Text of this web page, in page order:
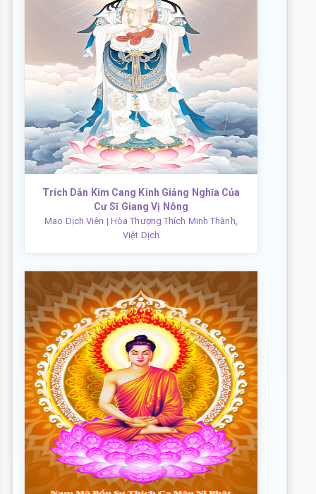
Trích Dẫn Kim Cang Kinh Giảng Nghĩa Của
Cư Sĩ Giang Vị Nông
Mao Dịch Viên | Hòa Thượng Thích Minh Thành,
Việt Dịch